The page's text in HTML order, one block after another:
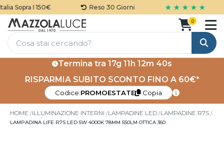
Sopra I 150€ Reso 30 Giorni ★ ★ ★ ★ ★
Cerca
0
Termina tra 17g 11h 12m 40s
RISPARMIA SUBITO SCONTO FINO A 60€*
Codice:PROMOESTATE Copia
HOME ILLUMINAZIONE INTERNI LAMPADINE LED LAMPADINE R7S
LAMPADINA LIFE R7S LED 5W 4000K 78MM 550LM OTTICA 360